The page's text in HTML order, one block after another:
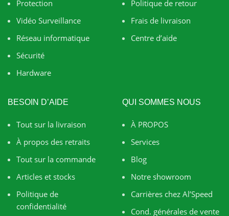
Protection
Vidéo Surveillance
Réseau informatique
Sécurité
Hardware
Politique de retour
Frais de livraison
Centre d’aide
BESOIN D’AIDE
Tout sur la livraison
À propos des retraits
Tout sur la commande
Articles et stocks
Politique de
confidentialité
QUI SOMMES NOUS
À PROPOS
Services
Blog
Notre showroom
Carrières chez Al’Speed
Cond. générales de vente